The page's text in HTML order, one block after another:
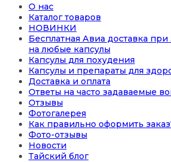
О нас
Каталог товаров
НОВИНКИ
Бесплатная Авиа доставка при
на любые капсулы
Капсулы для похудения
Капсулы и препараты для
Доставка и оплата
Ответы на часто задаваемые
Отзывы
Фотогалерея
Как правильно оформить
Фото-отзывы
Новости
Тайский блог